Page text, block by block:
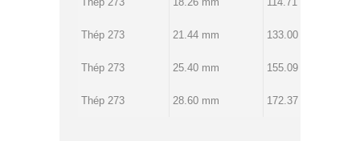
Thép 273 21.44 mm 133.00 kg
Thép 273 25.40 mm 155.09 kg
Thép 273 28.60 mm 172.37 kg